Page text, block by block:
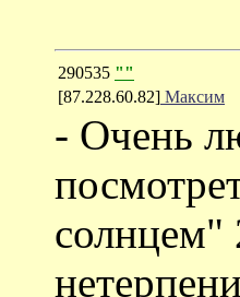
290535 ""
[87.228.60.82] Максим
- Очень
солнцем"